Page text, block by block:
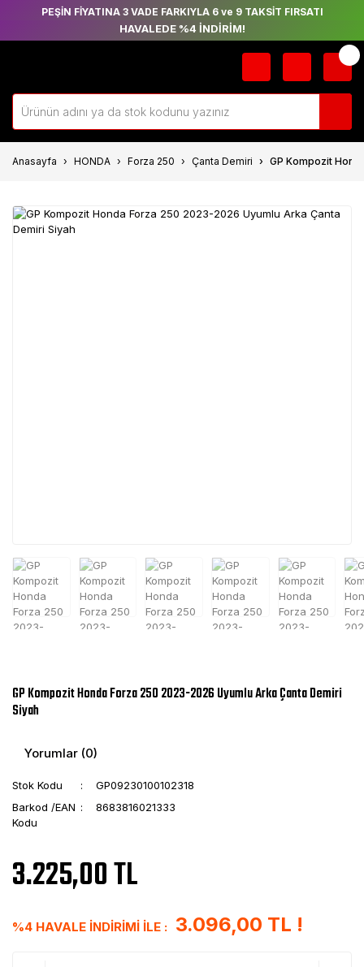
PEŞİN FİYATINA 3 VADE FARKIYLA 6 ve 9 TAKSİT FIRSATI
HAVALEDE %4 İNDİRİM!
Anasayfa HONDA Forza 250 Çanta Demiri GP Kompozit
GP Kompozit Honda Forza 250 2023-2026 Uyumlu Arka Çanta Demiri
Siyah
Yorumlar (0)
Stok Kodu
GP09230100102318
Barkod /EAN
Kodu
8683816021333
3.225,00 TL
%4 HAVALE İNDİRİMİ İLE : 3.096,00 TL !